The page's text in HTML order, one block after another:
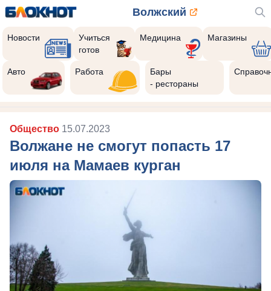
Волжский
Новости
Учиться
готов
Медицина Магазины
Авто Работа
Бары
- рестораны
Общество 15.07.2023
Волжане не смогут попасть 17
июля на Мамаев курган